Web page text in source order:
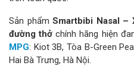
Sản phẩm Smartbibi Nasal –
đường thở chính hãng hiện
MPG: Kiot 3B, Tòa B-Green
Hai Bà Trưng, Hà Nội.